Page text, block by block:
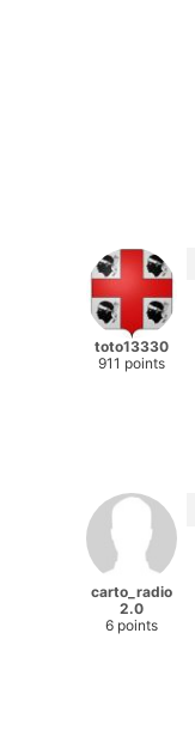
toto13330
911 points
carto_radio
2.0
6 points